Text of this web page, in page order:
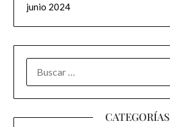
junio 2024
CATEGORÍAS